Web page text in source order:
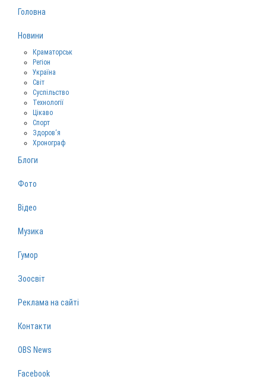
Головна
Новини
Краматорськ
Регіон
Україна
Світ
Суспільство
Технології
Цікаво
Спорт
Здоров‘я
Хронограф
Блоги
Фото
Відео
Музика
Гумор
Зоосвіт
Реклама на сайті
Контакти
OBS News
Facebook